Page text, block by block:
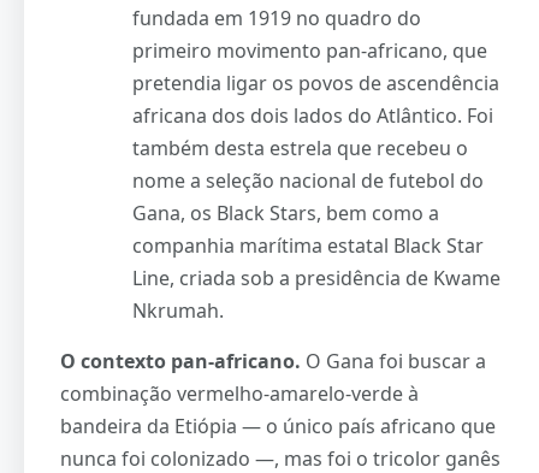
fundada em 1919 no quadro do
primeiro movimento pan-africano, que
pretendia ligar os povos de ascendência
africana dos dois lados do Atlântico. Foi
também desta estrela que recebeu o
nome a seleção nacional de futebol do
Gana, os Black Stars, bem como a
companhia marítima estatal Black Star
Line, criada sob a presidência de Kwame
Nkrumah.
O contexto pan-africano. O Gana foi buscar a
combinação vermelho-amarelo-verde à
bandeira da Etiópia — o único país africano que
nunca foi colonizado —, mas foi o tricolor ganês